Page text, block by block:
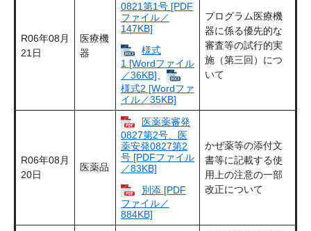
R06年08月
21日
医療機
器
0821第1号 [PDF
ファイル／
147KB]
様式
1 [Wordファイル
／36KB]
様式2 [Wordファ
イル／35KB]
プログラム医療機
器に係る優先的な
審査等の試行的実
施（第三回）につ
いて
R06年08月
20日
医薬品
医薬薬審発
0827第2号、医
薬安発0827第2
号 [PDFファイル
／83KB]
別添 [PDF
ファイル／
884KB]
かぜ薬等の添付文
書等に記載する使
用上の注意の一部
改正について